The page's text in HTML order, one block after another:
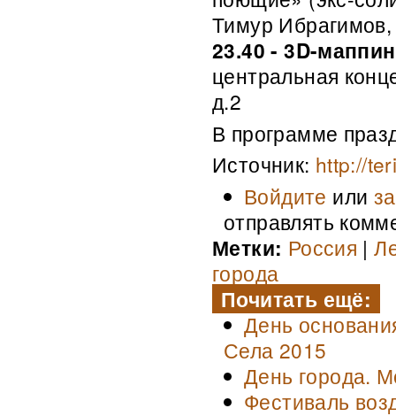
Тимур Ибрагимов,
23.40 - 3D-
центральная
д.2
В программе
Источник: http://
Войдите или
отправлять
Метки: Россия |
города
Почитать ещё:
День
Села 2015
День города.
Фестиваль